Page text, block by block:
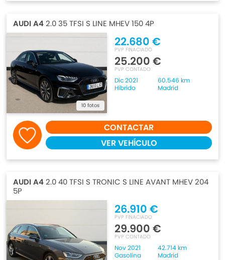
AUDI A42.0 35 TFSI S LINE MHEV 150 4P
10 fotos
22.680 €
PVP FINACIADO
25.200 €
PVP CONTADO
Dic 2021
60.546 km
Híbrido
Madrid
CONTACTAR
VER VEHÍCULO
AUDI A42.0 40 TFSI S TRONIC S LINE AVANT MHEV 204
5P
26.910 €
PVP FINACIADO
29.900 €
PVP CONTADO
Nov 2021
42.714 km
Gasolina
Madrid